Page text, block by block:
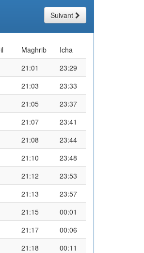
Suivant
Maghrib
Icha
21:01
23:29
21:03
23:33
21:05
23:37
21:07
23:41
21:08
23:44
21:10
23:48
21:12
23:53
21:13
23:57
21:15
00:01
21:17
00:06
21:18
00:11